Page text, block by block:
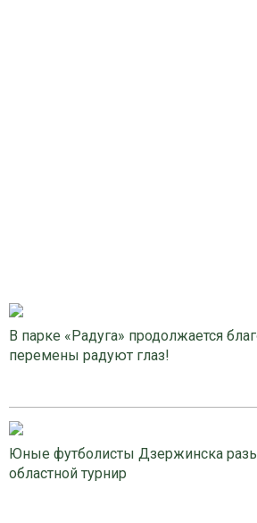
В парке «Радуга» продолжается
перемены радуют глаз!
Юные футболисты Дзержинска
областной турнир